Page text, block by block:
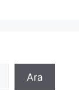
Ara